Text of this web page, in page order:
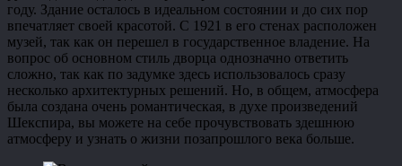
году. Здание осталось в идеальном состоянии и до сих пор
впечатляет своей красотой. С 1921 в его стенах расположен
музей, так как он перешел в государственное владение. На
вопрос об основном стиль дворца однозначно ответить
сложно, так как по задумке здесь использовалось сразу
несколько архитектурных решений. Но, в общем, атмосфера
была создана очень романтическая, в духе произведений
Шекспира, вы можете на себе прочувствовать здешнюю
атмосферу и узнать о жизни позапрошлого века больше.